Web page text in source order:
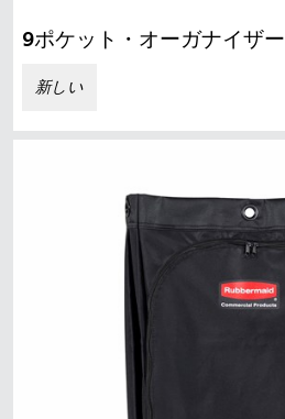
9ポケット・オーガナイザー
新しい